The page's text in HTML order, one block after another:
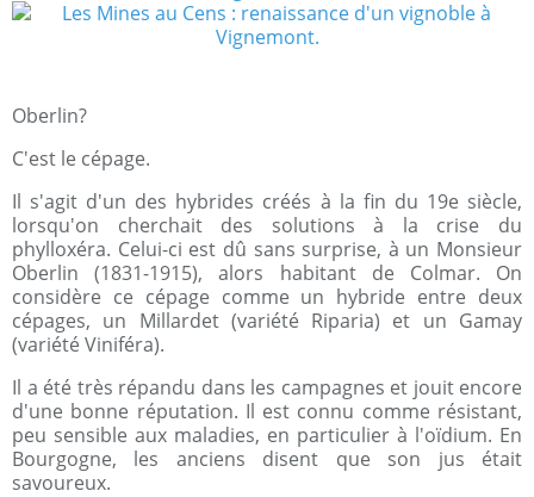
Oberlin?
C'est le cépage.
Il s'agit d'un des hybrides créés à la fin du 19e siècle,
lorsqu'on cherchait des solutions à la crise du
phylloxéra. Celui-ci est dû sans surprise, à un Monsieur
Oberlin (1831-1915), alors habitant de Colmar. On
considère ce cépage comme un hybride entre deux
cépages, un Millardet (variété Riparia) et un Gamay
(variété Viniféra).
Il a été très répandu dans les campagnes et jouit encore
d'une bonne réputation. Il est connu comme résistant,
peu sensible aux maladies, en particulier à l'oïdium. En
Bourgogne, les anciens disent que son jus était
savoureux.